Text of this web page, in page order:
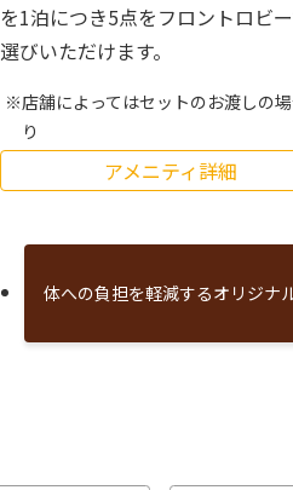
を1泊につき5点をフロントロビ
選びいただけます。
店舗によってはセットのお渡しの
り
アメニティ詳細
体への負担を軽減するオリジナ